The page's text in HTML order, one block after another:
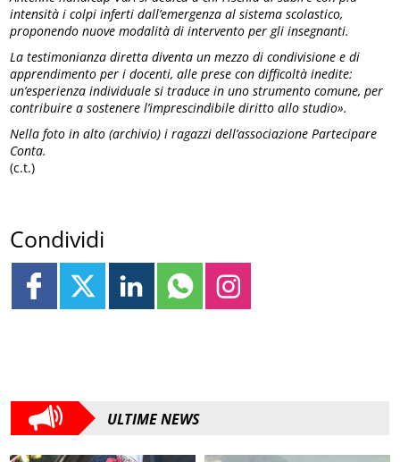
intensità i colpi inferti dall’emergenza al sistema scolastico,
proponendo nuove modalità di intervento per gli insegnanti.
La testimonianza diretta diventa un mezzo di condivisione e di
apprendimento per i docenti, alle prese con difficoltà inedite:
un’esperienza individuale si traduce in uno strumento comune, per
contribuire a sostenere l’imprescindibile diritto allo studio».
Nella foto in alto (archivio) i ragazzi dell’associazione Partecipare
Conta.
(c.t.)
Condividi
ULTIME NEWS